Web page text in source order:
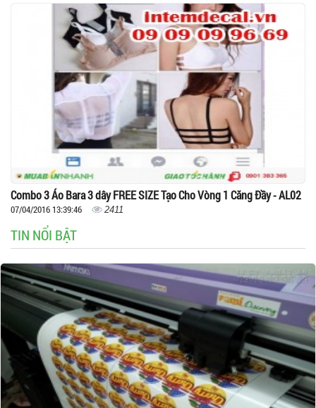
Combo 3 Áo Bara 3 dây FREE SIZE Tạo Cho Vòng 1 Căng Đầy - AL02
07/04/2016 13:39:46 2411
TIN NỔI BẬT